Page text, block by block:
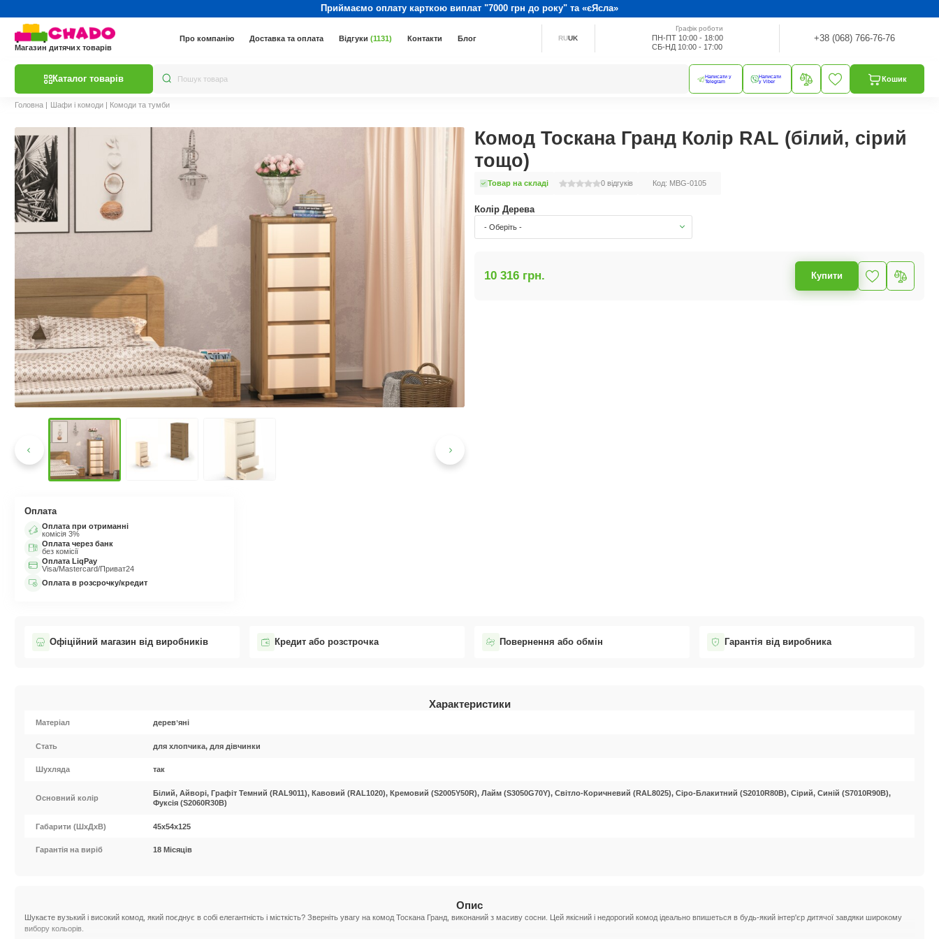
Приймаємо оплату карткою виплат "7000 грн до року" та «єЯсла»
Магазин дитячих товарів
Про компанію Доставка та оплата Відгуки(1131) Контакти Блог RUUK
Графік роботи
ПН-ПТ 10:00 - 18:00
СБ-НД 10:00 - 17:00
+38 (068) 766-76-76
Каталог товарів
Написати у
Telegram
Написати
у Viber
Кошик
Головна | Шафи і комоди| Комоди та тумби
Оплата
Оплата при отриманні
комісія 3%
Оплата через банк
без комісії
Оплата LiqPay
Visa/Mastercard/Приват24
Оплата в розсрочку/кредит
Комод Тоскана Гранд Колір RAL (білий, сірий
тощо)
Товар на складі 0 відгуків Код: MBG-0105
Колір Дерева
- Оберіть -
10 316 грн. Купити
Офіційний магазин від виробників Кредит або розстрочка Повернення або обмін Гарантія від виробника
Характеристики
Матеріал деревʼяні
Стать для хлопчика, для дівчинки
Шухляда так
Основний колір
Білий, Айворі, Графіт Темний (RAL9011), Кавовий (RAL1020), Кремовий (S2005Y50R), Лайм (S3050G70Y), Світло-Коричневий (RAL8025), Сіро-Блакитний (S2010R80B), Сірий, Синій (S7010R90B),
Фуксія (S2060R30B)
Габарити (ШxДхВ) 45х54х125
Гарантія на виріб 18 Місяців
Опис
Шукаєте вузький і високий комод, який поєднує в собі елегантність і місткість? Зверніть увагу на комод Тоскана Гранд, виконаний з масиву сосни. Цей якісний і недорогий комод ідеально впишеться в будь-який інтер'єр дитячої завдяки широкому
вибору кольорів.